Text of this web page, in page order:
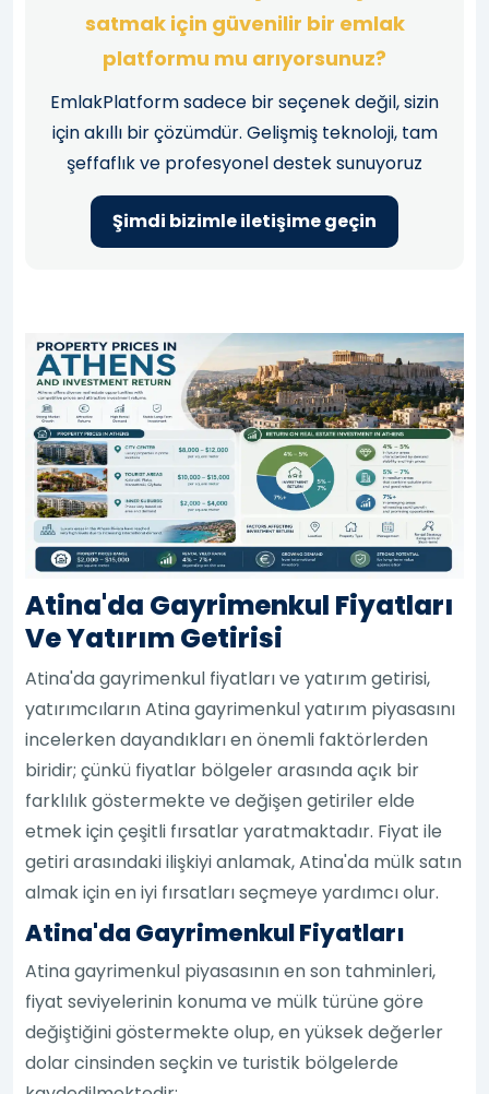
satmak için güvenilir bir emlak
platformu mu arıyorsunuz?
EmlakPlatform sadece bir seçenek değil, sizin
için akıllı bir çözümdür. Gelişmiş teknoloji, tam
şeffaflık ve profesyonel destek sunuyoruz
Şimdi bizimle iletişime geçin
Atina'da Gayrimenkul Fiyatları
Ve Yatırım Getirisi
Atina'da gayrimenkul fiyatları ve yatırım getirisi,
yatırımcıların Atina gayrimenkul yatırım piyasasını
incelerken dayandıkları en önemli faktörlerden
biridir; çünkü fiyatlar bölgeler arasında açık bir
farklılık göstermekte ve değişen getiriler elde
etmek için çeşitli fırsatlar yaratmaktadır. Fiyat ile
getiri arasındaki ilişkiyi anlamak, Atina'da mülk satın
almak için en iyi fırsatları seçmeye yardımcı olur.
Atina'da Gayrimenkul Fiyatları
Atina gayrimenkul piyasasının en son tahminleri,
fiyat seviyelerinin konuma ve mülk türüne göre
değiştiğini göstermekte olup, en yüksek değerler
dolar cinsinden seçkin ve turistik bölgelerde